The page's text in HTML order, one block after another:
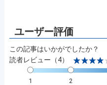
この記事はいかがでしたか？
読者レビュー（4）
1 2